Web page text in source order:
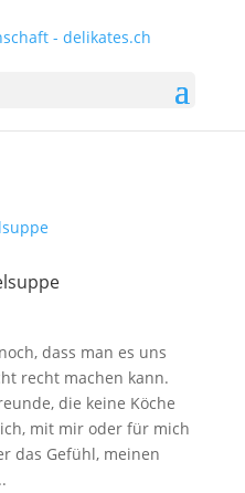
dass man es uns
recht machen kann.
die keine Köche
mit mir oder für mich
das Gefühl, meinen